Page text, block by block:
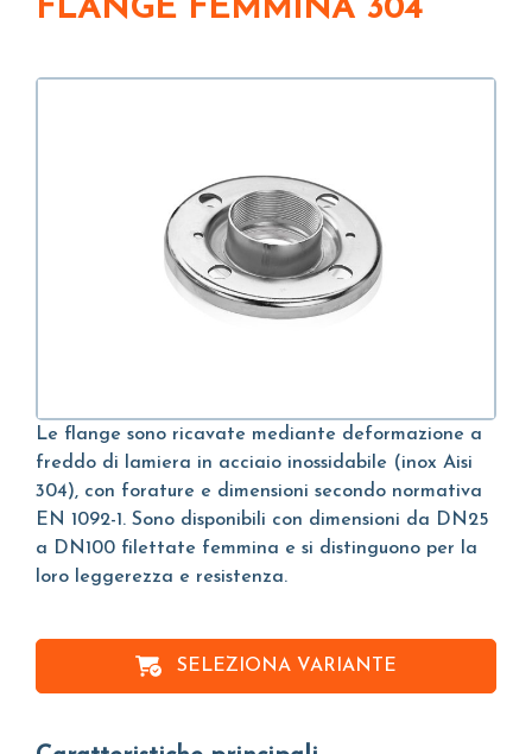
FLANGE FEMMINA 304
Le flange sono ricavate mediante deformazione a
freddo di lamiera in acciaio inossidabile (inox Aisi
304), con forature e dimensioni secondo normativa
EN 1092-1. Sono disponibili con dimensioni da DN25
a DN100 filettate femmina e si distinguono per la
loro leggerezza e resistenza.
SELEZIONA VARIANTE